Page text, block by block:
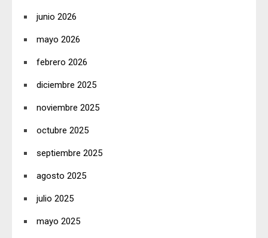
junio 2026
mayo 2026
febrero 2026
diciembre 2025
noviembre 2025
octubre 2025
septiembre 2025
agosto 2025
julio 2025
mayo 2025